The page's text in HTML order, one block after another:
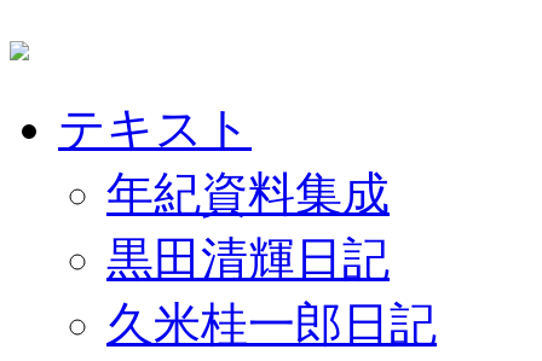
テキスト
年紀資料集成
黒田清輝日記
久米桂一郎日記